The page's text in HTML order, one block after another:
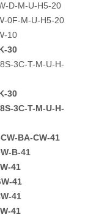
D-M-U-H5-20
0F-M-U-H5-20
10
30
3C-T-M-U-H-
30
3C-T-M-U-H-
BA-CW-41
B-41
41
41
41
41